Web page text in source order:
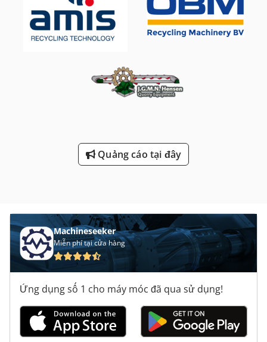
Quảng cáo tại đây
Machineseeker
Miễn phí tại cửa hàng
Ứng dụng số 1 cho máy móc đã qua sử dụng!